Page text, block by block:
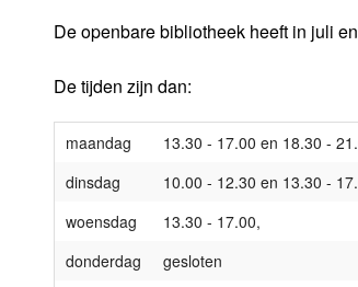
De openbare bibliotheek heeft in juli
De tijden zijn dan:
maandag
13.30 - 17.00 en 18.30 -
dinsdag
10.00 - 12.30 en 13.30 -
woensdag
13.30 - 17.00,
donderdag
gesloten